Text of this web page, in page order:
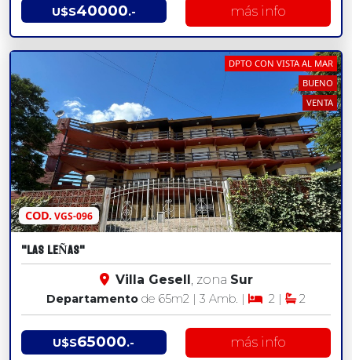
U$S40000.- más info
COD.VGS-096
DPTO CON VISTA AL MAR
BUENO
VENTA
"LAS LEÑAS"
Villa Gesell, zona Sur
Departamento de 65m2 | 3 Amb. | 2 | 2
U$S65000.- más info